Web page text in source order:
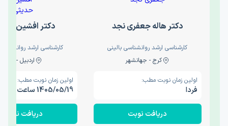
دکتر هاله جعفری نجد
کارشناسی ارشد روانشناسی بالینی
کرج - جهانشهر
اولین زمان نوبت مطب:
فردا
دریافت نوبت
دکتر افشین
کارشناسی ارشد
اردبیل - والی
اولین زمان نوبت مطب:
1405/05/19 ساعت 15:00
دریافت نوبت